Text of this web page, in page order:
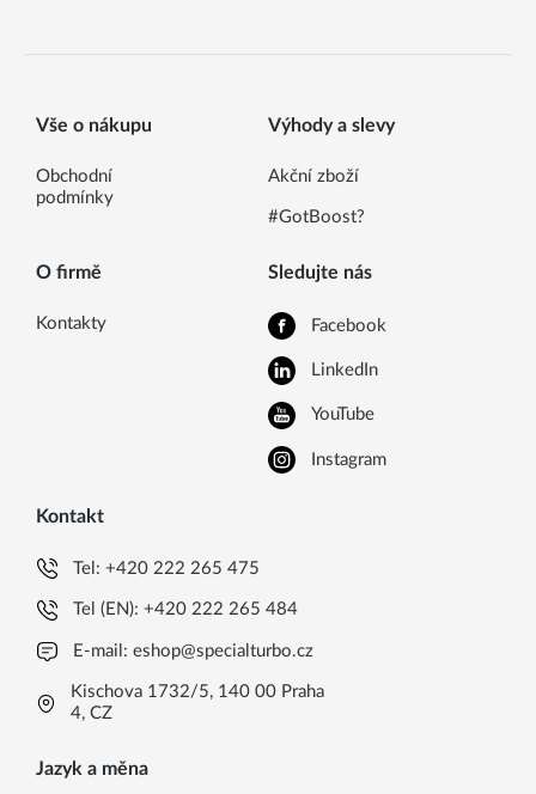
Vše o nákupu
Obchodní
podmínky
Výhody a slevy
Akční zboží
#GotBoost?
O firmě
Kontakty
Sledujte nás
Facebook
LinkedIn
YouTube
Instagram
Kontakt
Tel:+420 222 265 475
Tel (EN):+420 222 265 484
E-mail:eshop@specialturbo.cz
Kischova 1732/5, 140 00 Praha
4, CZ
Jazyk a měna